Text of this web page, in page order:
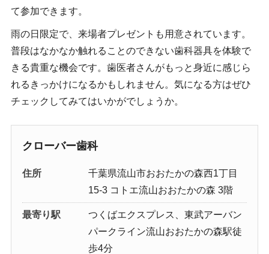
て参加できます。
雨の日限定で、来場者プレゼントも用意されています。
普段はなかなか触れることのできない歯科器具を体験で
きる貴重な機会です。歯医者さんがもっと身近に感じら
れるきっかけになるかもしれません。気になる方はぜひ
チェックしてみてはいかがでしょうか。
クローバー歯科
住所
千葉県流山市おおたかの森西1丁目
15‐3 コトエ流山おおたかの森 3階
最寄り駅
つくばエクスプレス、東武アーバン
パークライン流山おおたかの森駅徒
歩4分